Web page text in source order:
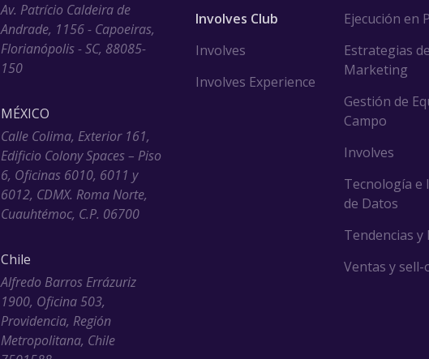
Av. Patrício Caldeira de
Andrade, 1156 - Capoeiras,
Florianópolis - SC, 88085-
150
MÉXICO
Calle Colima, Exterior 161,
Edificio Colony Spaces – Piso
6, Oficinas 6010, 6011 y
6012, CDMX. Roma Norte,
Cuauhtémoc, C.P. 06700
Chile
Alfredo Barros Errázuriz
1900, Oficina 503,
Providencia, Región
Metropolitana, Chile
Involves Club
Involves
Involves Experience
Ejecución en
Estrategias
Marketing
Gestión de
Campo
Involves
Tecnología e
de Datos
Tendencias y
Ventas y